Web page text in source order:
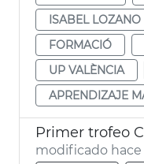
ISABEL LOZANO
FORMACIÓ
UP VALÈNCIA
APRENDIZAJE
modificado hace